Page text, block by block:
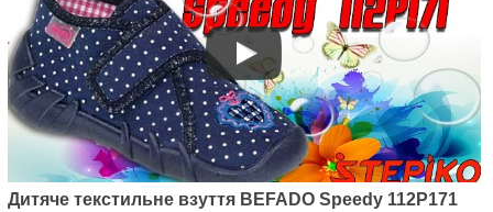
Артикул: 290Y210
Дитячі текстильні мокасини
Befado Skate 290Y210
Дитяче текстильне взуття BEFADO Speedy 112P171